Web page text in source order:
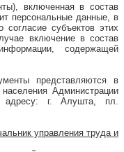
включенная в состав
персональные данные, в
субъектов этих
включение в состав
содержащей
представляются в
Администрации
г. Алушта, пл.
управления труда и